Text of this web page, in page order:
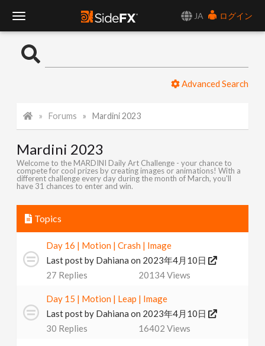
JA
ログイン
o
l
e
Advanced Search
Forums Mardini 2023
Mardini 2023
Welcome to the MARDINI Daily Art Challenge - your chance to
compete for cool prizes by creating images or animations! With a
different challenge every day during the month of March, you'll
have 31 chances to enter and win.
Topics
Day 16 | Motion | Crash | Image
Last post by Dahiana on 2023年4月10日
27 Replies 20134Views
Day 15 | Motion | Leap | Image
Last post by Dahiana on 2023年4月10日
30 Replies 16402 Views